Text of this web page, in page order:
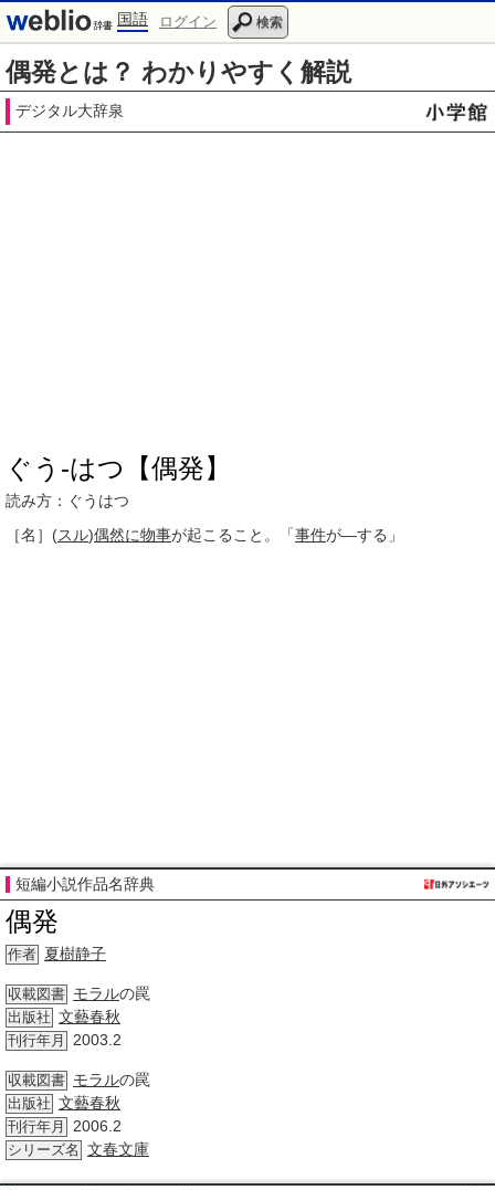
国語 ログイン 検索
偶発とは？ わかりやすく解説
デジタル大辞泉
ぐう‐はつ【偶発】
読み方：ぐうはつ
［名］ (スル)偶然に物事が起こること。「事件が―する」
短編小説作品名辞典
偶発
作者 夏樹静子
収載図書 モラルの罠
出版社 文藝春秋
刊行年月 2003.2
収載図書 モラルの罠
出版社 文藝春秋
刊行年月 2006.2
シリーズ名 文春文庫